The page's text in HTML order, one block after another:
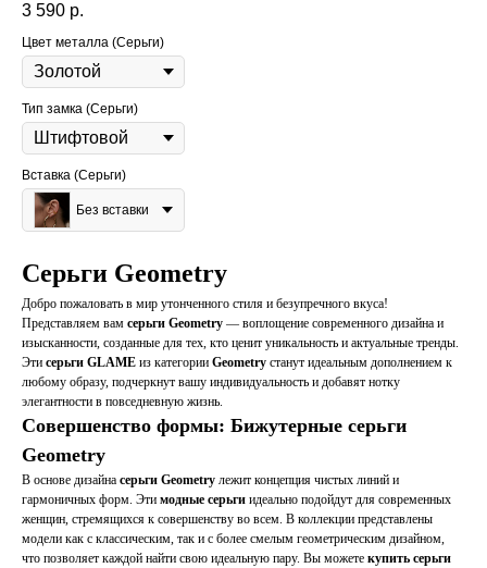
3 590 р.
Цвет металла (Серьги)
Тип замка (Серьги)
Вставка (Серьги)
Без вставки
Серьги Geometry
Добро пожаловать в мир утонченного стиля и безупречного вкуса!
Представляем вам серьги Geometry — воплощение современного дизайна и
изысканности, созданные для тех, кто ценит уникальность и актуальные тренды.
Эти серьги GLAME из категории Geometry станут идеальным дополнением к
любому образу, подчеркнут вашу индивидуальность и добавят нотку
элегантности в повседневную жизнь.
Совершенство формы: Бижутерные серьги
Geometry
В основе дизайна серьги Geometry лежит концепция чистых линий и
гармоничных форм. Эти модные серьги идеально подойдут для современных
женщин, стремящихся к совершенству во всем. В коллекции представлены
модели как с классическим, так и с более смелым геометрическим дизайном,
что позволяет каждой найти свою идеальную пару. Вы можете купить серьги